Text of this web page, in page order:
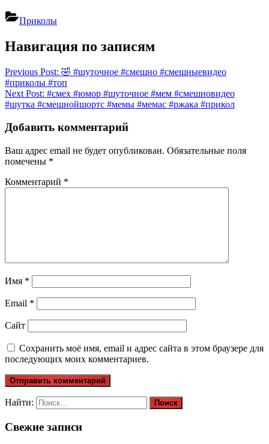
Приколы
Навигация по записям
Previous Post: 🤣 #шуточное #смешно #смешныевидео
#приколы #топ
Next Post: #смех #юмор #шуточное #мем #смешновидео
#шутка #смешнойшортс #мемы #мемас #ржака #прикол
Добавить комментарий
Ваш адрес email не будет опубликован. Обязательные поля
помечены *
Комментарий *
Имя *
Email *
Сайт
Сохранить моё имя, email и адрес сайта в этом браузере для
последующих моих комментариев.
Найти:
Свежие записи